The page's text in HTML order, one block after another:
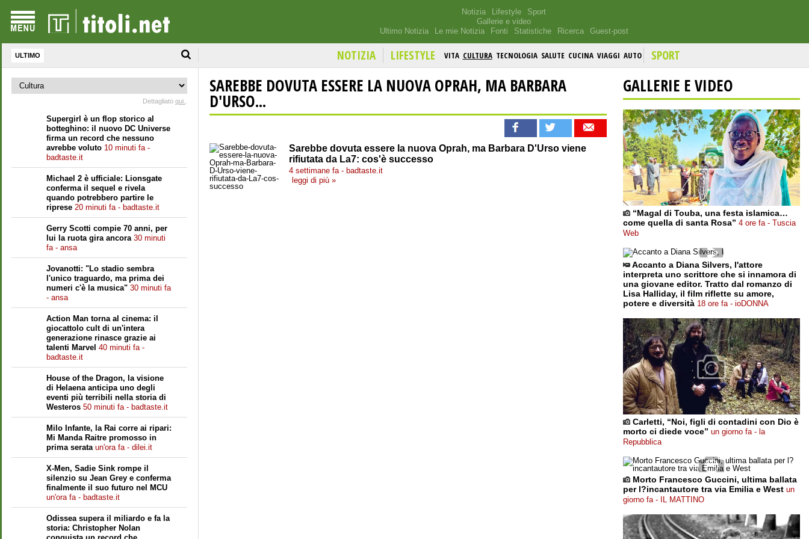
Notizia Lifestyle
Sport
Gallerie e video
Ultimo Notizia
Le mie Notizia Fonti Statistiche Ricerca Guest-post
ULTIMO NOTIZIA LIFESTYLE VITA CULTURA TECNOLOGIA SALUTE CUCINA VIAGGI AUTO SPORT
Dettagliato qui.
Supergirl è un flop storico al
botteghino: il nuovo DC Universe
firma un record che nessuno
avrebbe voluto 10 minuti fa -
badtaste.it
Michael 2 è ufficiale: Lionsgate
conferma il sequel e rivela
quando potrebbero partire le
riprese 20 minuti fa - badtaste.it
Gerry Scotti compie 70 anni, per
lui la ruota gira ancora 30 minuti
fa - ansa
Jovanotti: "Lo stadio sembra
l'unico traguardo, ma prima dei
numeri c'è la musica" 30 minuti fa
- ansa
Action Man torna al cinema: il
giocattolo cult di un'intera
generazione rinasce grazie ai
talenti Marvel 40 minuti fa -
badtaste.it
House of the Dragon, la visione
di Helaena anticipa uno degli
eventi più terribili nella storia di
Westeros 50 minuti fa - badtaste.it
Milo Infante, la Rai corre ai ripari:
Mi Manda Raitre promosso in
prima serata un'ora fa - dilei.it
X-Men, Sadie Sink rompe il
silenzio su Jean Grey e conferma
finalmente il suo futuro nel MCU
un'ora fa - badtaste.it
Odissea supera il miliardo e fa la
storia: Christopher Nolan
SAREBBE DOVUTA ESSERE LA NUOVA OPRAH, MA BARBARA
D'URSO...
Sarebbe dovuta essere la nuova Oprah, ma Barbara D'Urso viene
rifiutata da La7: cos'è successo
4 settimane fa - badtaste.it
leggi di più »
GALLERIE E VIDEO
“Magal di Touba, una festa islamica…
come quella di santa Rosa” 4 ore fa - Tuscia
Web
Accanto a Diana Silvers, l'attore
interpreta uno scrittore che si innamora di
una giovane editor. Tratto dal romanzo di
Lisa Halliday, il film riflette su amore,
potere e diversità 18 ore fa - ioDONNA
Carletti, “Noi, figli di contadini con Dio è
morto ci diede voce” un giorno fa - la
Repubblica
Morto Francesco Guccini, ultima ballata
per l?incantautore tra via Emilia e West un
giorno fa - IL MATTINO